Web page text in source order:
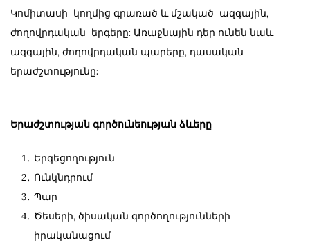
Կոմիտասի կողմից գրառած և մշակած ազգային,
ժողովրդական երգերը: Առաջնային դեր ունեն նաև
ազգային, ժողովրդական պարերը, դասական
երաժշտությունը:
Երաժշտության գործունեության ձևերը
Երգեցողություն
Ունկնդրում
Պար
Ծեսերի, ծիսական գործողությունների
իրականացում